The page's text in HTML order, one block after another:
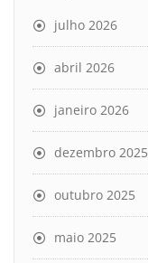
julho 2026
abril 2026
janeiro 2026
dezembro 2025
outubro 2025
maio 2025